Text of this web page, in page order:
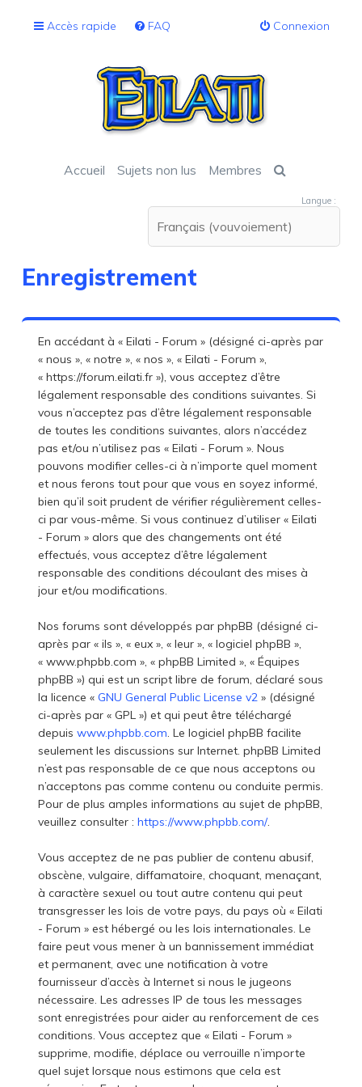
Accès rapide FAQ Connexion
Accueil Sujets non lus Membres
Langue :
Enregistrement
En accédant à « Eilati - Forum » (désigné ci-après par
« nous », « notre », « nos », « Eilati - Forum »,
« https://forum.eilati.fr »), vous acceptez d’être
légalement responsable des conditions suivantes. Si
vous n’acceptez pas d’être légalement responsable
de toutes les conditions suivantes, alors n’accédez
pas et/ou n’utilisez pas « Eilati - Forum ». Nous
pouvons modifier celles-ci à n’importe quel moment
et nous ferons tout pour que vous en soyez informé,
bien qu’il soit prudent de vérifier régulièrement celles-
ci par vous-même. Si vous continuez d’utiliser « Eilati
- Forum » alors que des changements ont été
effectués, vous acceptez d’être légalement
responsable des conditions découlant des mises à
jour et/ou modifications.
Nos forums sont développés par phpBB (désigné ci-
après par « ils », « eux », « leur », « logiciel phpBB »,
« www.phpbb.com », « phpBB Limited », « Équipes
phpBB ») qui est un script libre de forum, déclaré sous
la licence «GNU General Public License v2 » (désigné
ci-après par « GPL ») et qui peut être téléchargé
depuiswww.phpbb.com. Le logiciel phpBB facilite
seulement les discussions sur Internet. phpBB Limited
n’est pas responsable de ce que nous acceptons ou
n’acceptons pas comme contenu ou conduite permis.
Pour de plus amples informations au sujet de phpBB,
veuillez consulter :https://www.phpbb.com/.
Vous acceptez de ne pas publier de contenu abusif,
obscène, vulgaire, diffamatoire, choquant, menaçant,
à caractère sexuel ou tout autre contenu qui peut
transgresser les lois de votre pays, du pays où « Eilati
- Forum » est hébergé ou les lois internationales. Le
faire peut vous mener à un bannissement immédiat
et permanent, avec une notification à votre
fournisseur d’accès à Internet si nous le jugeons
nécessaire. Les adresses IP de tous les messages
sont enregistrées pour aider au renforcement de ces
conditions. Vous acceptez que « Eilati - Forum »
supprime, modifie, déplace ou verrouille n’importe
quel sujet lorsque nous estimons que cela est